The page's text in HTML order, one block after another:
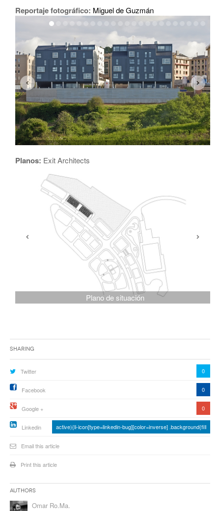
Reportaje fotográfico: Miguel de Guzmán
Planos: Exit Architects
Plano de situación
Sharing
Twitter 0
Facebook 0
Google + 0
Linkedin active){li-icon[type=linkedin-bug][color=inverse] .background{fill
Email this article
Print this article
Authors
Omar Ro.Ma.